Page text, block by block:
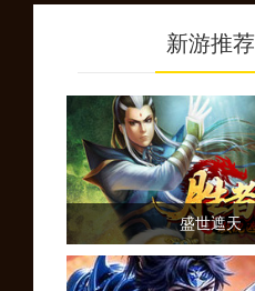
新游推荐
盛世遮天